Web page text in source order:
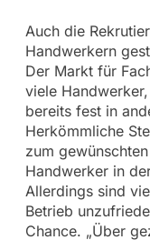
Auch die
Handwerkern
Der Markt für
viele
bereits fest in
Herkömmliche
zum
Handwerker in
Allerdings sind
Betrieb
Chance. „Über